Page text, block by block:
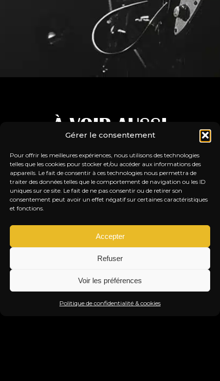
Gérer le consentement
Pour offrir les meilleures expériences, nous utilisons des technologies
telles que les cookies pour stocker et/ou accéder aux informations des
appareils. Le fait de consentir à ces technologies nous permettra de
traiter des données telles que le comportement de navigation ou les ID
uniques sur ce site. Le fait de ne pas consentir ou de retirer son
consentement peut avoir un effet négatif sur certaines caractéristiques
et fonctions.
Accepter
Refuser
Voir les préférences
Politique de confidentialité & cookies
À VOIR AUSSI
FERMETURE ESTIVALE